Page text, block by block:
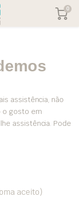
0
assistência, não
o gosto em
assistência. Pode
aceito)